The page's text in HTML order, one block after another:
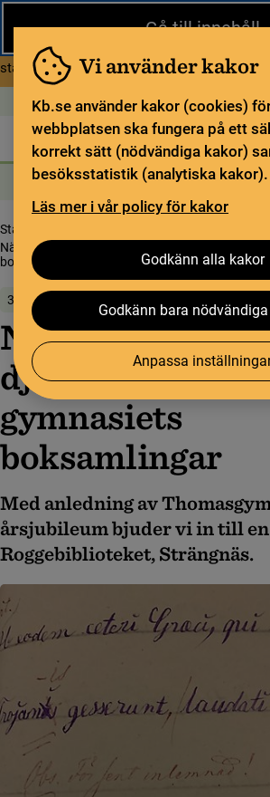
Gå till innehåll
Under sommaren har KB begränsad service
öppettider. Vissa veckor är en del funktioner
stängda.Läs mer om Begränsad service i
Vi använder kakor
Kb.se använder kakor (cookies)
webbplatsen ska fungera på ett
korrekt sätt (nödvändiga kakor)
besöksstatistik (analytiska kakor).
Läs mer i vår policy för kakor
Godkänn alla kakor
Godkänn bara
Anpassa
Öppet idag: 9–17In English
Biblioteket För bibliotekssektorn
Sök Sök
Söktjänster
Startsida
När böckerna berättar – djäknar, lärare och liv i
boksamlingar
3 juni 2026
När böckerna
djäknar, lärare
gymnasiets
boksamlingar
Med anledning av
årsjubileum bjuder vi in till
Roggebiblioteket, Strängnäs.